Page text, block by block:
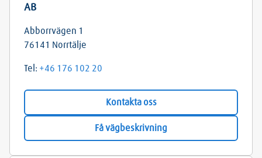
AB
Abborrvägen 1
76141 Norrtälje
Tel: +46 176 102 20
Kontakta oss
Få vägbeskrivning